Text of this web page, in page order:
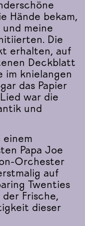
Hände bekam,
meine
Die
erhalten, auf
Deckblatt
im knielangen
das Papier
war die
und
einem
Papa Joe
Orchester
auf
Twenties
Frische,
dieser